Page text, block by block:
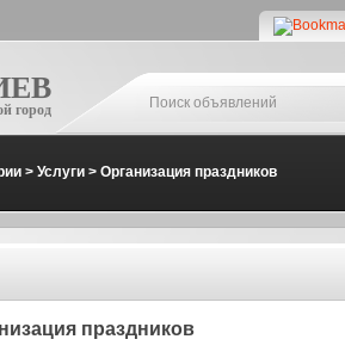
город
> Услуги > Организация праздников
праздников